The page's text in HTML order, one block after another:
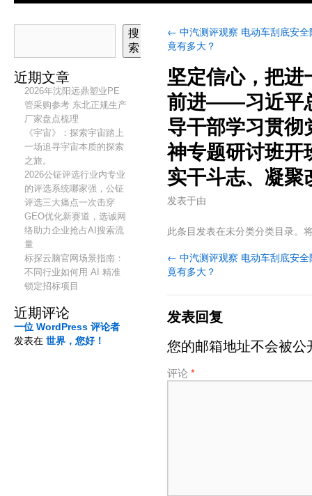
搜
索
近期文章
2026年沈阳远鼎塑业PE
管采购参考 东北正规生产
厂家盘点梳理
《宇宙》：探索宇宙踏上
一场追寻宇宙本质的探索
之旅。
2026公钲评选行业内专业
的评选系统哪家强，公钲
评选三大痛点一次击穿
GEO优化新赛道，选诚网
络助力企业抢占AI搜索流
量
标探云脑官网场景指南：
不同行业如何用 AI 精准
锁定招标项目
近期评论
一位 WordPress 评论者
发表在 世界，您好！
← 中汽测评观察 电动车刮底安
竟有多大？
坚定信心，把进
前进——习近平
导干部学习贯彻
神专题研讨班开
实干斗志、凝聚
发表于由
此条目发表在未分类分类目录。
← 中汽测评观察 电动车刮底安
竟有多大？
发表回复
您的邮箱地址不会被公
评论 *